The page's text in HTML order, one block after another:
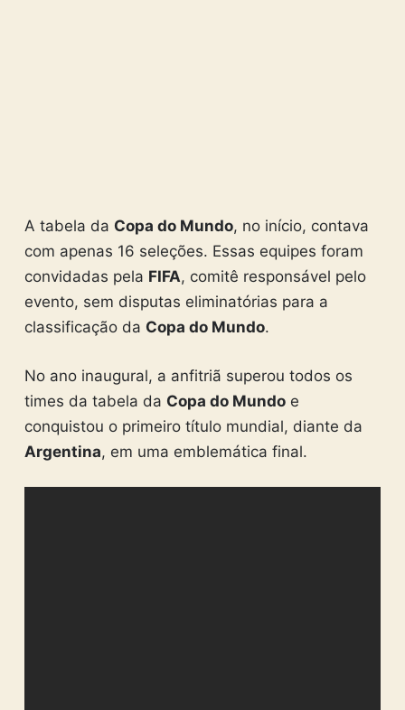
A tabela da Copa do Mundo, no início, contava
com apenas 16 seleções. Essas equipes foram
convidadas pela FIFA, comitê responsável pelo
evento, sem disputas eliminatórias para a
classificação da Copa do Mundo.
No ano inaugural, a anfitriã superou todos os
times da tabela da Copa do Mundoe
conquistou o primeiro título mundial, diante da
Argentina, em uma emblemática final.